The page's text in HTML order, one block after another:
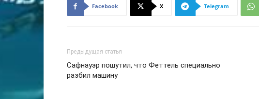
Facebook X Telegram
Предыдущая статья
Сафнауэр пошутил, что Феттель специально
разбил машину